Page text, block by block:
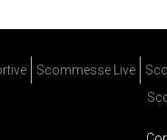
Scommesse Live